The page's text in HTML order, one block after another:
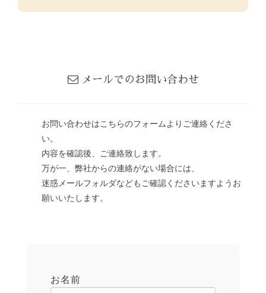
メールでのお問い合わせ
お問い合わせはこちらのフォームよりご連絡くださ
い。
内容を確認後、ご連絡致します。
万が一、弊社からの連絡がない場合には、
迷惑メールフォルダなどもご確認くださいますようお
願いいたします。
お名前